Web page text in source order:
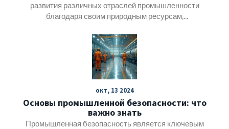
развития различных отраслей промышленности
благодаря своим природным ресурсам,
потенциалу. Исследования показывают, что такие
отрасли, как энергетика, строительство,
агропромышленный комплекс и информационные
технологии, могут стать драйверами экономического
роста. При правильных инвестициях и государственной
поддержке эти сектора могут создать новые рабочие
места и повысить экспортный потенциал страны. Важно
также учитывать экологические аспекты и современные
мировые тенденции для успешного развития экономики.
окт, 13 2024
Основы промышленной безопасности: что
важно знать
Промышленная безопасность является ключевым